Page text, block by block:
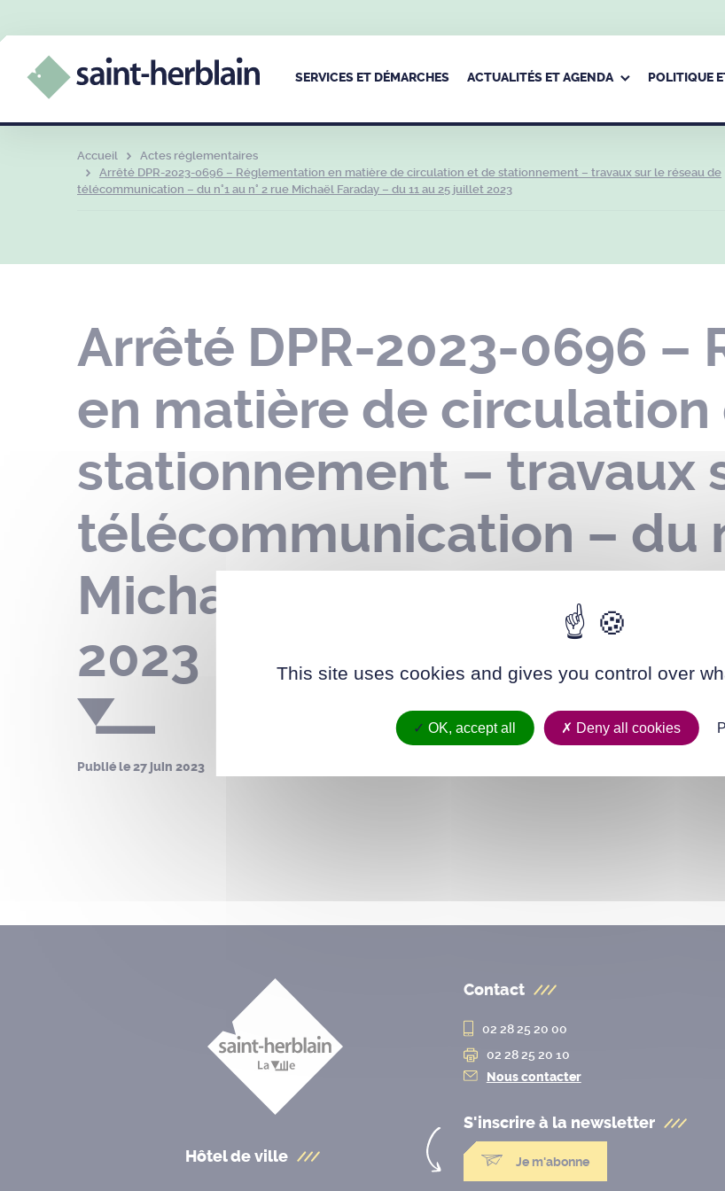
SERVICES ET DÉMARCHES ACTUALITÉS ET AGENDA POLITIQUE
Accueil
Actes réglementaires
Arrêté DPR-2023-0696 – Réglementation en matière de circulation et de stationnement – travaux sur le réseau de
télécommunication – du n°1 au n° 2 rue Michaël Faraday – du 11 au 25 juillet 2023
Arrêté DPR-2023-0696 –
en matière de circulation
stationnement – travaux
télécommunication – du
Michaël Faraday – du 11
2023
Publié le27 juin 2023
Hôtel de ville
Contact
02 28 25 20 00
02 28 25 20 10
Nous contacter
S'inscrire à la newsletter
Je m'abonne
This site uses cookies and gives you control over
OK, accept all Deny all cookies